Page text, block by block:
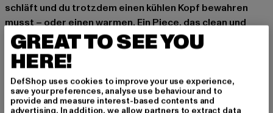
schläft und du trotzdem einen kühlen Kopf bewahren
musst – oder einen warmen. Ein Piece, das clean und
funktional zugleich ist.
varmfodrad vintermössa med öronskydd från Urban
Classics
größenverstellbar mit Band und Metallschnalle
SensorFlex™
GREAT TO SEE YOU
HERE!
DefShop uses cookies to improve your use experience,
save your preferences, analyse use behaviour and to
provide and measure interest-based contents and
advertising. In addition, we allow partners to extract data